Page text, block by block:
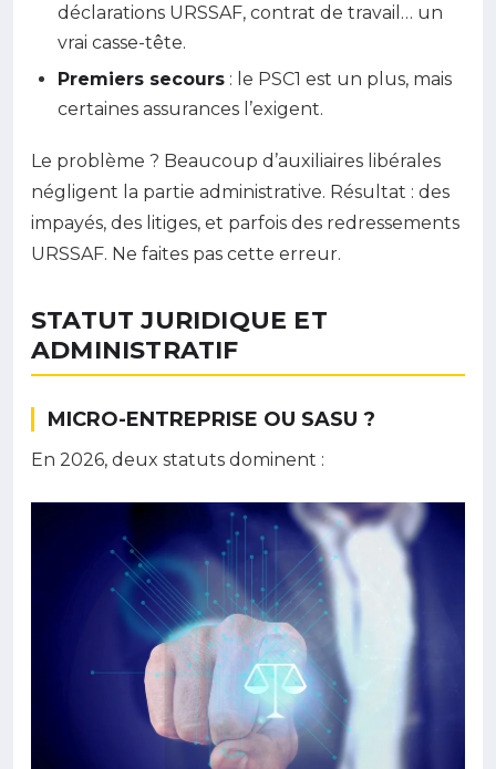
déclarations URSSAF, contrat de travail… un
vrai casse-tête.
Premiers secours : le PSC1 est un plus, mais
certaines assurances l’exigent.
Le problème ? Beaucoup d’auxiliaires libérales
négligent la partie administrative. Résultat : des
impayés, des litiges, et parfois des redressements
URSSAF. Ne faites pas cette erreur.
STATUT JURIDIQUE ET
ADMINISTRATIF
MICRO-ENTREPRISE OU SASU ?
En 2026, deux statuts dominent :